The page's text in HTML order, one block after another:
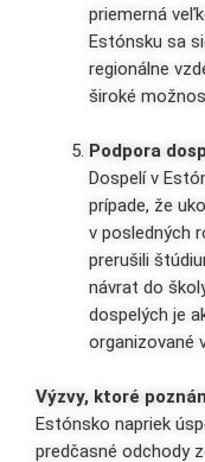
priemerná
Estónsku sa
regionálne
široké
Podpora
Dospelí v
prípade, že
v posledných
prerušili
návrat do
dospelých je
organizované
Výzvy, ktoré
Estónsko napriek
predčasné odchody